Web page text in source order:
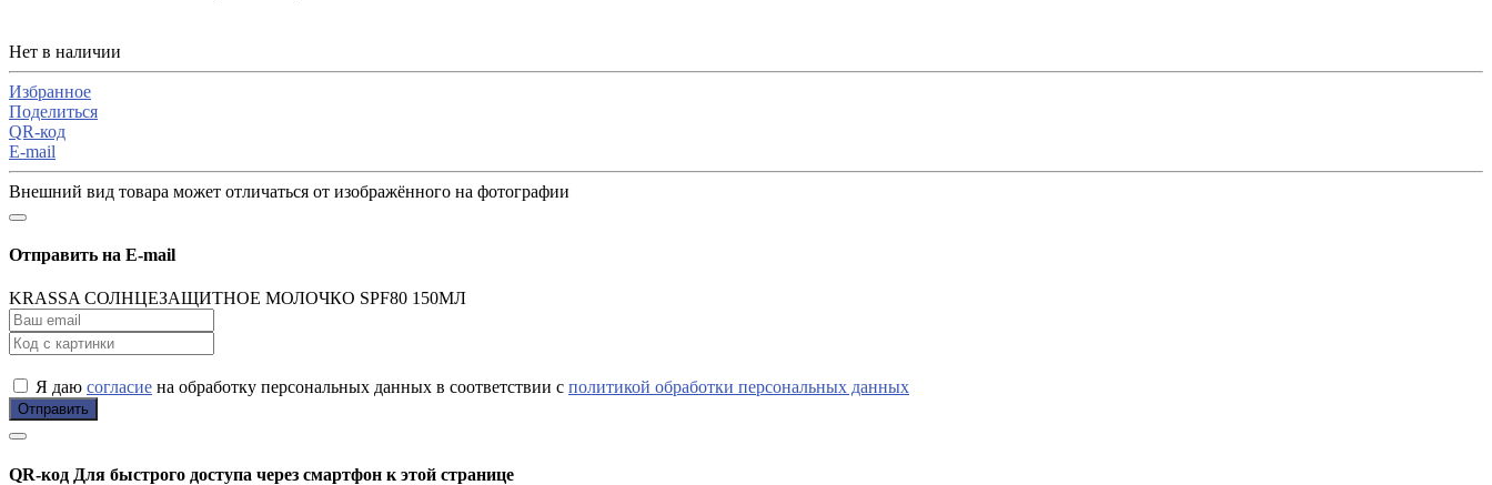
Нет в наличии
Избранное
Поделиться
QR-код
E-mail
Внешний вид товара может отличаться от изображённого на фотографии
Отправить на E-mail
KRASSA СОЛНЦЕЗАЩИТНОЕ МОЛОЧКО SPF80 150МЛ
Я даю согласие на обработку персональных данных в соответствии с политикой обработки персональных данных
Отправить
QR-код Для быстрого доступа через смартфон к этой странице